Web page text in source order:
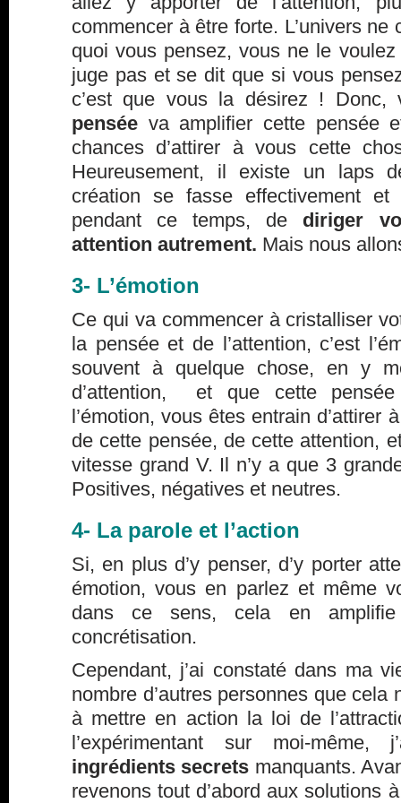
commencer à être forte. L’univers
quoi vous pensez, vous ne le
juge pas et se dit que si vous
c’est que vous la désirez !
pensée va amplifier cette pensée
chances d’attirer à vous cette
Heureusement, il existe un laps
création se fasse effectivement
pendant ce temps, de diriger
attention autrement. Mais nous
3- L’émotion
Ce qui va commencer à cristalliser
la pensée et de l’attention, c’est
souvent à quelque chose, en y
d’attention, et que cette
l’émotion, vous êtes entrain d’attirer
de cette pensée, de cette attention,
vitesse grand V. Il n’y a que 3
Positives, négatives et neutres.
4- La parole et l’action
Si, en plus d’y penser, d’y porter
émotion, vous en parlez et même
dans ce sens, cela en amplifie
concrétisation.
Cependant, j’ai constaté dans ma
nombre d’autres personnes que cela
à mettre en action la loi de
l’expérimentant sur moi-
ingrédients secrets manquants.
revenons tout d’abord aux solutions